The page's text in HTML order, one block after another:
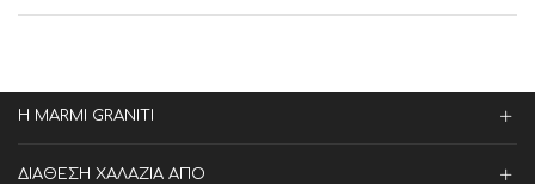
Η MARMI GRANITI
ΔΙΑΘΕΣΗ ΧΑΛΑΖΙΑ ΑΠΟ